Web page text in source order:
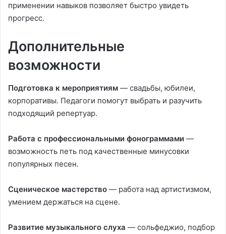
применении навыков позволяет быстро увидеть
прогресс.
Дополнительные
возможности
Подготовка к мероприятиям — свадьбы, юбилеи,
корпоративы. Педагоги помогут выбрать и разучить
подходящий репертуар.
Работа с профессиональными фонограммами —
возможность петь под качественные минусовки
популярных песен.
Сценическое мастерство — работа над артистизмом,
умением держаться на сцене.
Развитие музыкального слуха — сольфеджио, подбор